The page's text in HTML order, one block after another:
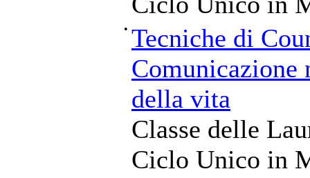
• Tecniche di
Comunicazione
della vita
Classe delle
Ciclo Unico in